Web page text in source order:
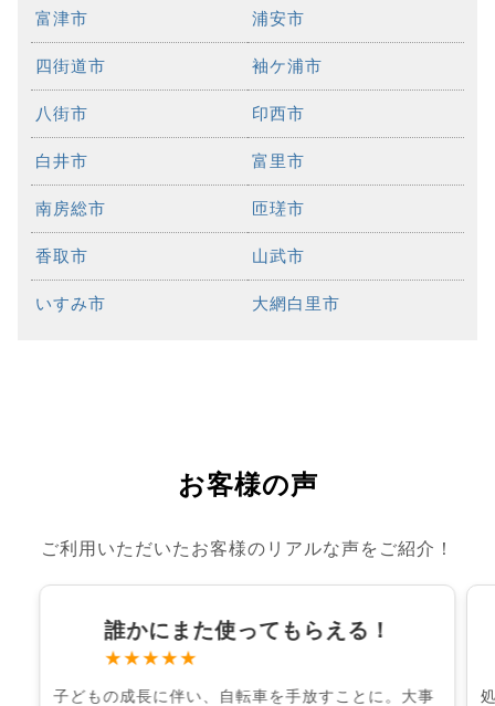
富津市 浦安市
四街道市 袖ケ浦市
八街市 印西市
白井市 富里市
南房総市 匝瑳市
香取市 山武市
いすみ市 大網白里市
お客様の声
ご利用いただいたお客様のリアルな声をご紹介！
誰かにまた使ってもらえる！
★★★★★
子どもの成長に伴い、自転車を手放すことに。大事